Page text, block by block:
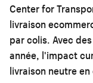
Center for
livraison
par colis. Avec
année, l'impact
livraison neutre